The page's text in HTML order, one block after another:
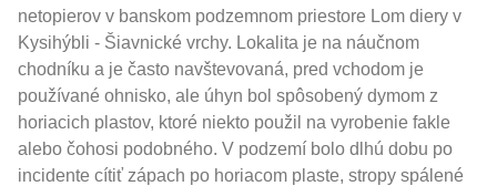
netopierov v banskom podzemnom priestore Lom diery v
Kysihýbli - Šiavnické vrchy. Lokalita je na náučnom
chodníku a je často navštevovaná, pred vchodom je
používané ohnisko, ale úhyn bol spôsobený dymom z
horiacich plastov, ktoré niekto použil na vyrobenie fakle
alebo čohosi podobného. V podzemí bolo dlhú dobu po
incidente cítiť zápach po horiacom plaste, stropy spálené